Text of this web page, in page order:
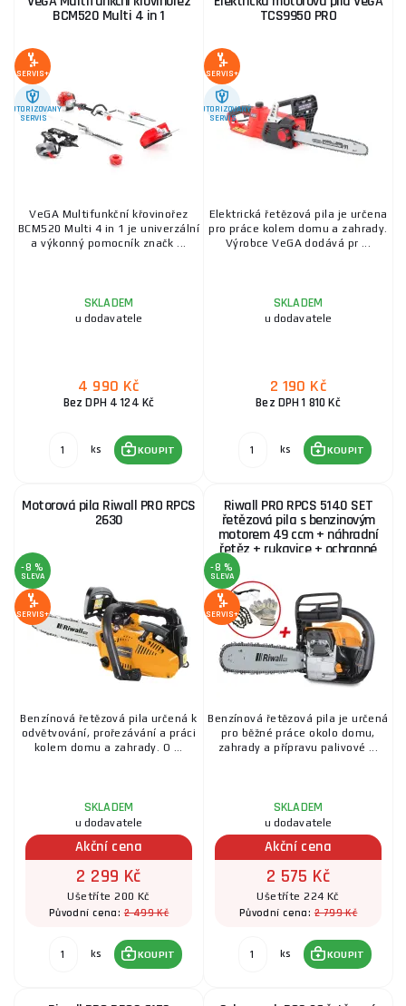
BCM520 Multi 4 in 1
SERVIS+
AUTORIZOVANÝ
SERVIS
VeGA Multifunkční křovinořez
BCM520 Multi 4 in 1 je univerzální
a výkonný pomocník značk ...
SKLADEM
u dodavatele
4 990 Kč
Bez DPH 4 124 Kč
ks KOUPIT
TCS9950 PRO
SERVIS+
AUTORIZOVANÝ
SERVIS
Elektrická řetězová pila je určena
pro práce kolem domu a zahrady.
Výrobce VeGA dodává pr ...
SKLADEM
u dodavatele
2 190 Kč
Bez DPH 1 810 Kč
ks KOUPIT
Motorová pila Riwall PRO RPCS
2630
-8 %
SLEVA
SERVIS+
Benzínová řetězová pila určená k
odvětvování, prořezávání a práci
kolem domu a zahrady. O ...
SKLADEM
u dodavatele
Akční cena
2 299 Kč
Ušetříte 200 Kč
Původní cena:2 499 Kč
ks KOUPIT
Riwall PRO RPCS 5140 SET
řetězová pila s benzinovým
motorem 49 ccm + náhradní
řetěz + rukavice + ochranné
-8 %
SLEVA
SERVIS+
Benzínová řetězová pila je určená
pro běžné práce okolo domu,
zahrady a přípravu palivové ...
SKLADEM
u dodavatele
Akční cena
2 575 Kč
Ušetříte 224 Kč
Původní cena:2 799 Kč
ks KOUPIT